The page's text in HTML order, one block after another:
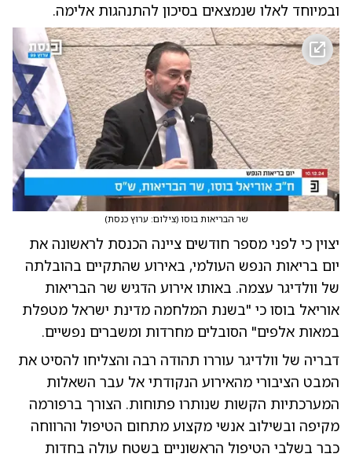
ובמיוחד לאלו שנמצאים בסיכון להתנהגות אלימה.
שר הבריאות בוסו (צילום: ערוץ כנסת)
יצוין כי לפני מספר חודשים ציינה הכנסת לראשונה את
יום בריאות הנפש העולמי, באירוע שהתקיים בהובלתה
של וולדיגר עצמה. באותו אירוע הדגיש שר הבריאות
אוריאל בוסו כי "בשנת המלחמה מדינת ישראל מטפלת
במאות אלפים" הסובלים מחרדות ומשברים נפשיים.
דבריה של וולדיגר עוררו תהודה רבה והצליחו להסיט את
המבט הציבורי מהאירוע הנקודתי אל עבר השאלות
המערכתיות הקשות שנותרו פתוחות. הצורך ברפורמה
מקיפה ובשילוב אנשי מקצוע מתחום הטיפול והרווחה
כבר בשלבי הטיפול הראשוניים בשטח עולה בחדות